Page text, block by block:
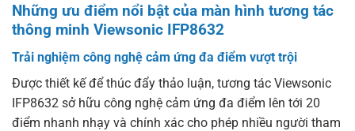
Những ưu điểm nổi bật của màn hình tương tác
thông minh Viewsonic IFP8632
Trải nghiệm công nghệ cảm ứng đa điểm vượt trội
Được thiết kế để thúc đẩy thảo luận, tương tác Viewsonic
IFP8632 sở hữu công nghệ cảm ứng đa điểm lên tới 20
điểm nhanh nhạy và chính xác cho phép nhiều người tham